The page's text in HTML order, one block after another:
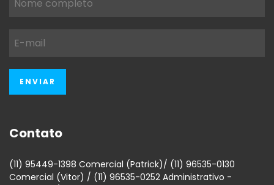
Contato
(11) 95449-1398 Comercial (Patrick)/ (11) 96535-0130
Comercial (Vitor) / (11) 96535-0252 Administrativo -